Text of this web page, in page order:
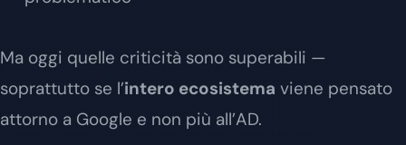
Ma oggi quelle criticità sono superabili —
soprattutto se l’intero ecosistema viene pensato
attorno a Google e non più all’AD.